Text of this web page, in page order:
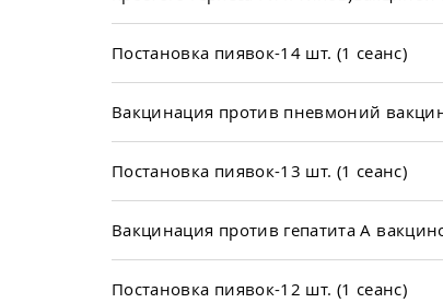
Постановка пиявок-14 шт. (1 сеанс)
Вакцинация против пневмоний
Постановка пиявок-13 шт. (1 сеанс)
Вакцинация против гепатита А
Постановка пиявок-12 шт. (1 сеанс)